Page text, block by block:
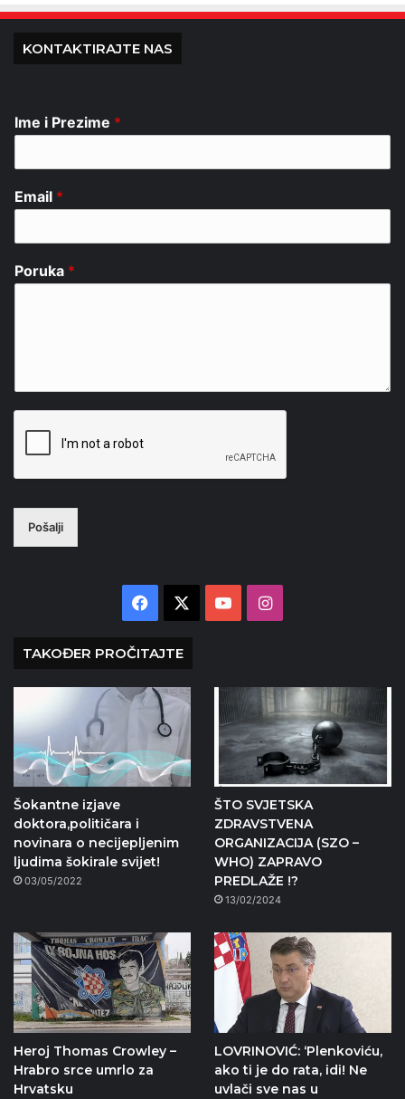
KONTAKTIRAJTE NAS
Ime i Prezime *
Email *
Poruka *
Pošalji
Facebook YouTubeInstagram
TAKOĐER PROČITAJTE
Šokantne izjave
doktora,političara i
novinara o necijepljenim
ljudima šokirale svijet!
03/05/2022
ŠTO SVJETSKA
ZDRAVSTVENA
ORGANIZACIJA (SZO –
WHO) ZAPRAVO
PREDLAŽE !?
13/02/2024
Heroj Thomas Crowley –
Hrabro srce umrlo za
Hrvatsku
LOVRINOVIĆ: ‘Plenkoviću,
ako ti je do rata, idi! Ne
uvlači sve nas u